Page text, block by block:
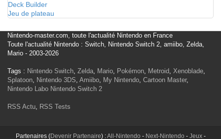
Deck Builder
Jeu de plateau
Nintendo-master.com, toute l'actualité Nintendo en France
Toute l'actualité Nintendo : Switch, Nintendo Switch 2, amiibo, Zelda,
Mario - 2003-2026
Tags : Nintendo Switch, Zelda, Mario, Pokémon, Metroid, Xenoblade,
Splatoon, Nintendo 3DS, Amiibo, My Nintendo, Cartoon Master,
Nintendo Labo Nintendo Switch 2
RSS Actu, RSS Tests
Partenaires (Devenir Partenaire) :All-Nintendo - Next-Nintendo - Jeux-